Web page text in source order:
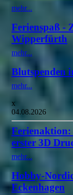
mehr...
Ferienspaß -
Wipperfürth
mehr...
Blutspenden
mehr...
x
04.08.2026
Ferienaktion:
erster 3D
mehr...
Hobby-
Eckenhagen